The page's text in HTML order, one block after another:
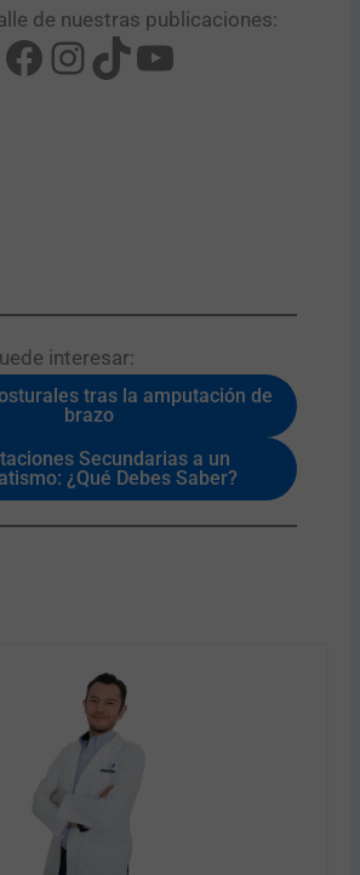
de nuestras publicaciones:
interesar:​
tras la amputación de
brazo
Secundarias a un
¿Qué Debes Saber?